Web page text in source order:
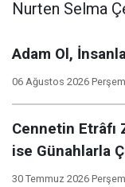
Nurten Selma
Adam Ol,
06 Ağustos 2026
Cennetin Etrâfı
ise Günahlarla
30 Temmuz 2026